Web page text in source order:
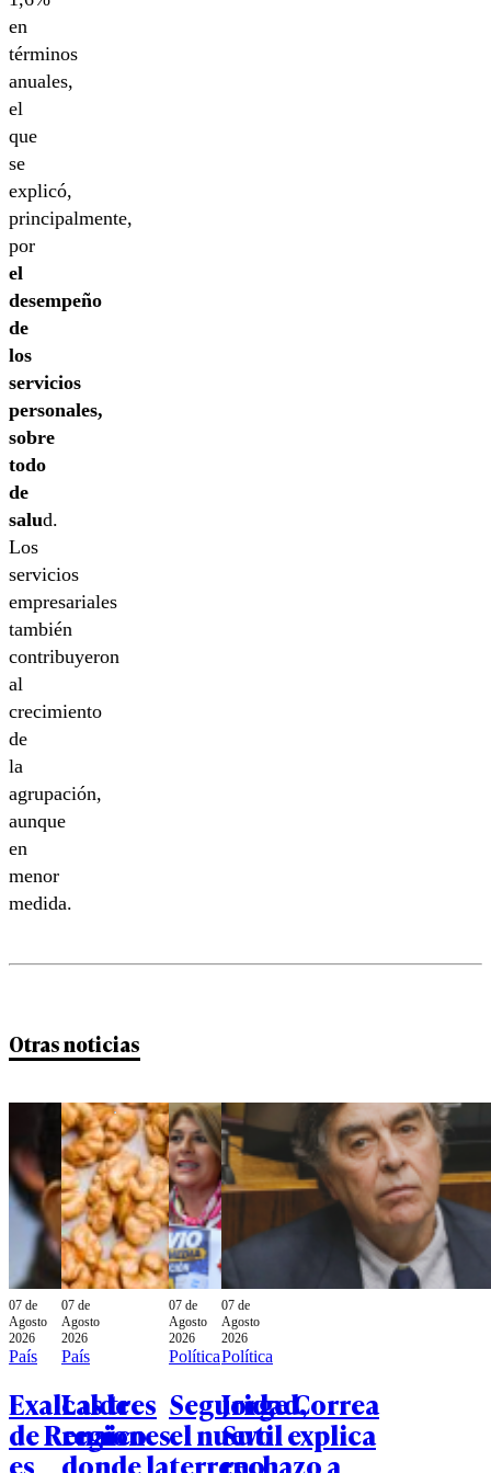
en
términos
anuales,
el
que
se
explicó,
principalmente,
por
el
desempeño
de
los
servicios
personales,
sobre
todo
de
salud.
Los
servicios
empresariales
también
contribuyeron
al
crecimiento
de
la
agrupación,
aunque
en
menor
medida.
Otras noticias
07 de
Agosto
2026
País
Exalcalde
de Renaico
es
07 de
Agosto
2026
País
Las tres
regiones
donde la
07 de
Agosto
2026
Política
Seguridad,
el nuevo
terreno
07 de
Agosto
2026
Política
Jorge Correa
Sutil explica
rechazo a